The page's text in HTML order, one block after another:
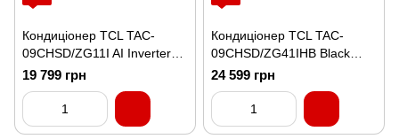
Кондиціонер TCL TAC-
09CHSD/ZG11I AI Inverter
R32 WI-FI
19 799 грн
Кондиціонер TCL TAC-
09CHSD/ZG41IHB Black
Heat Pump Inverter R32 WI-
FI
24 599 грн